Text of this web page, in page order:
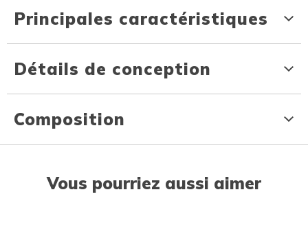
Principales caractéristiques
Détails de conception
Composition
Vous pourriez aussi aimer